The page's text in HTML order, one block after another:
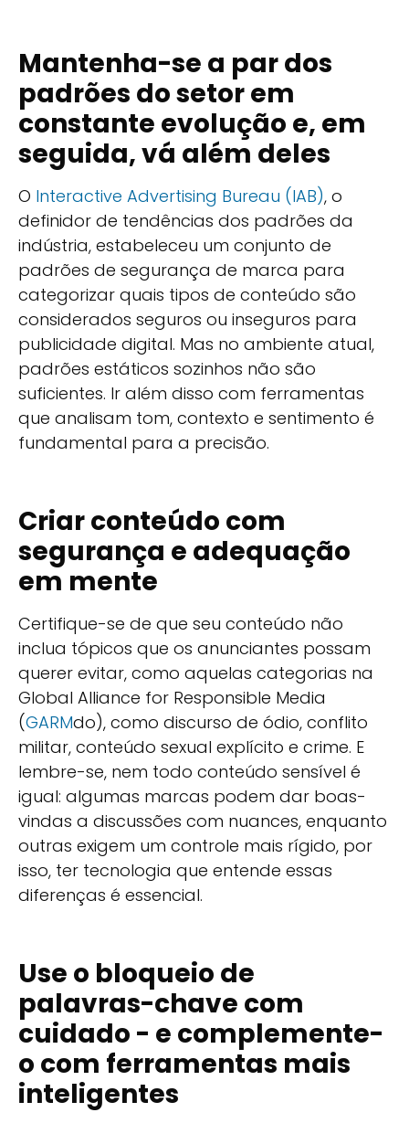
Mantenha-se a par dos
padrões do setor em
constante evolução e, em
seguida, vá além deles
O Interactive Advertising Bureau (IAB), o
definidor de tendências dos padrões da
indústria, estabeleceu um conjunto de
padrões de segurança de marca para
categorizar quais tipos de conteúdo são
considerados seguros ou inseguros para
publicidade digital. Mas no ambiente atual,
padrões estáticos sozinhos não são
suficientes. Ir além disso com ferramentas
que analisam tom, contexto e sentimento é
fundamental para a precisão.
Criar conteúdo com
segurança e adequação
em mente
Certifique-se de que seu conteúdo não
inclua tópicos que os anunciantes possam
querer evitar, como aquelas categorias na
Global Alliance for Responsible Media
(GARMdo), como discurso de ódio, conflito
militar, conteúdo sexual explícito e crime. E
lembre-se, nem todo conteúdo sensível é
igual: algumas marcas podem dar boas-
vindas a discussões com nuances, enquanto
outras exigem um controle mais rígido, por
isso, ter tecnologia que entende essas
diferenças é essencial.
Use o bloqueio de
palavras-chave com
cuidado - e complemente-
o com ferramentas mais
inteligentes